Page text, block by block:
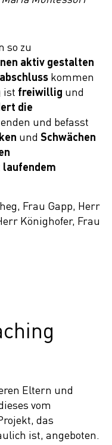
so zu
aktiv gestalten
kommen
ist freiwillig und
die
und befasst
und Schwächen
laufendem
Frau Gapp, Herr
Könighofer, Frau
Eltern und
vom
das
ist, angeboten.